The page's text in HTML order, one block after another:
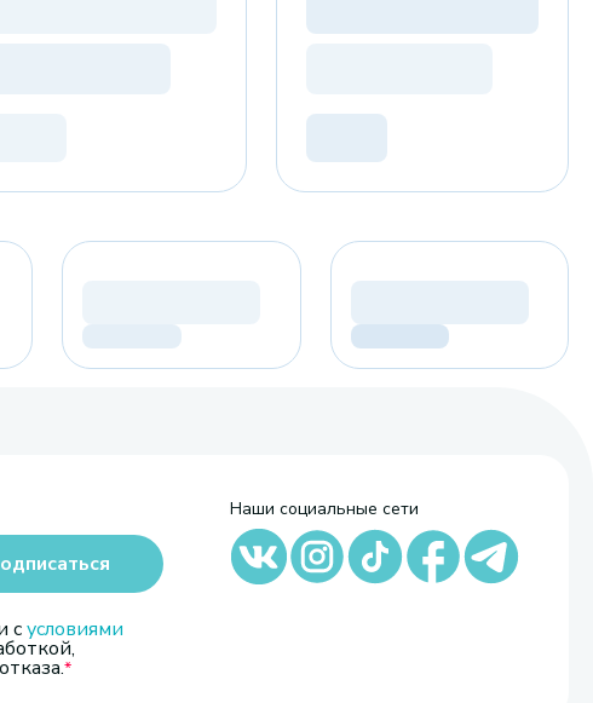
сусловиями
Наши социальные сети